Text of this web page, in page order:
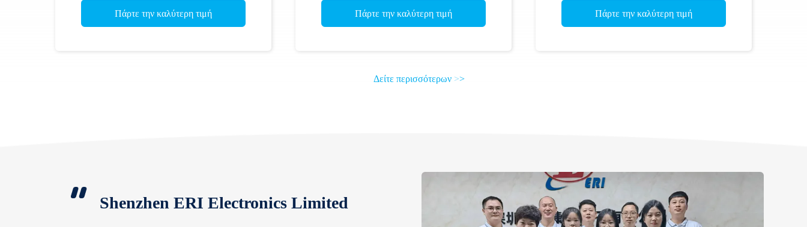
Πάρτε την καλύτερη τιμή Πάρτε την καλύτερη τιμή Πάρτε την καλύτερη τιμή
Δείτε περισσότερων >>
Shenzhen ERI Electronics Limited